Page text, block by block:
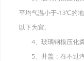
平均气温小于-13℃的
以下为宜。
4、玻璃钢模压化粪
5、井盖：在不过汽